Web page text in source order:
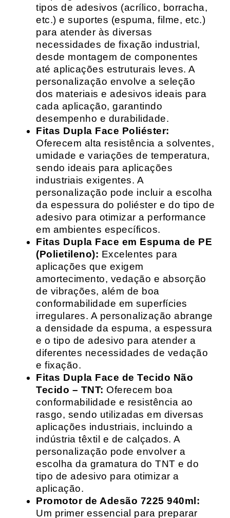
tipos de adesivos (acrílico, borracha,
etc.) e suportes (espuma, filme, etc.)
para atender às diversas
necessidades de fixação industrial,
desde montagem de componentes
até aplicações estruturais leves. A
personalização envolve a seleção
dos materiais e adesivos ideais para
cada aplicação, garantindo
desempenho e durabilidade.
Fitas Dupla Face Poliéster:
Oferecem alta resistência a solventes,
umidade e variações de temperatura,
sendo ideais para aplicações
industriais exigentes. A
personalização pode incluir a escolha
da espessura do poliéster e do tipo de
adesivo para otimizar a performance
em ambientes específicos.
Fitas Dupla Face em Espuma de PE
(Polietileno): Excelentes para
aplicações que exigem
amortecimento, vedação e absorção
de vibrações, além de boa
conformabilidade em superfícies
irregulares. A personalização abrange
a densidade da espuma, a espessura
e o tipo de adesivo para atender a
diferentes necessidades de vedação
e fixação.
Fitas Dupla Face de Tecido Não
Tecido – TNT: Oferecem boa
conformabilidade e resistência ao
rasgo, sendo utilizadas em diversas
aplicações industriais, incluindo a
indústria têxtil e de calçados. A
personalização pode envolver a
escolha da gramatura do TNT e do
tipo de adesivo para otimizar a
aplicação.
Promotor de Adesão 7225 940ml:
Um primer essencial para preparar